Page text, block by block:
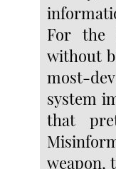
For the
without
most-
system
that
weapon,